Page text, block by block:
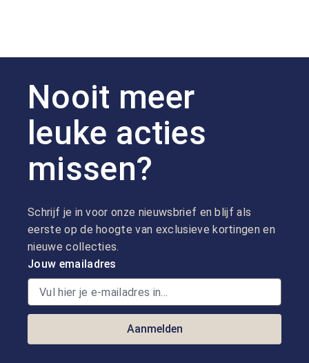
Nooit meer
leuke acties
missen?
Schrijf je in voor onze nieuwsbrief en blijf als
eerste op de hoogte van exclusieve kortingen en
nieuwe collecties.
Jouw emailadres
Aanmelden